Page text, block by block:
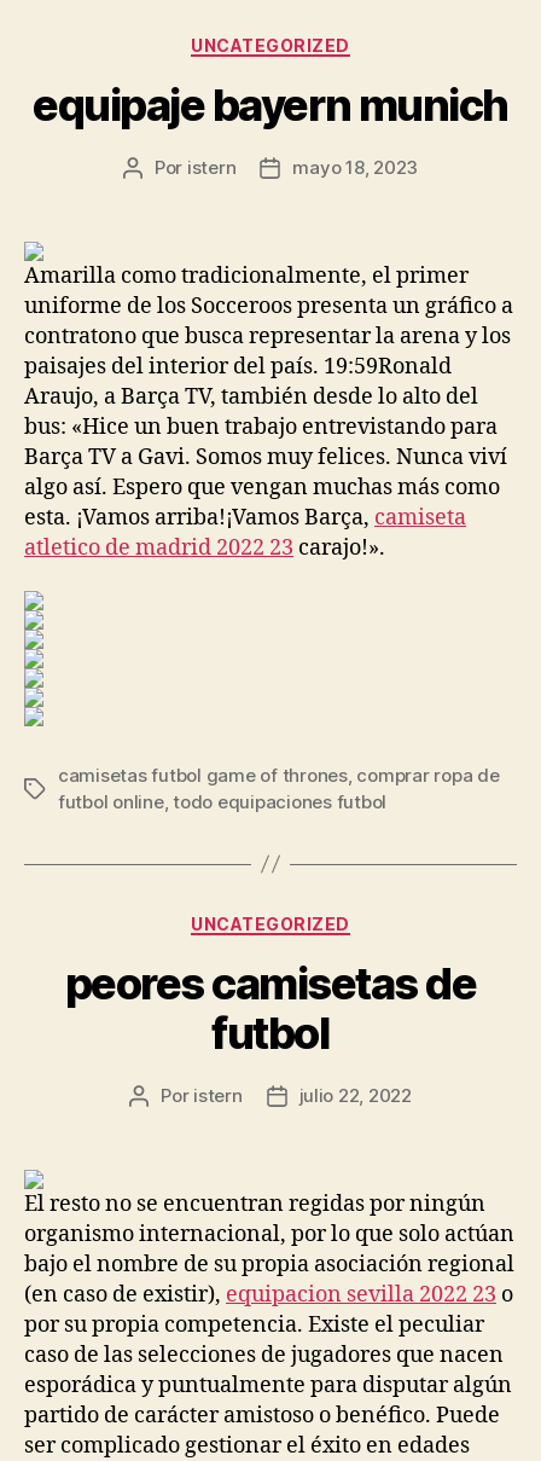
Categorías
UNCATEGORIZED
equipaje bayern munich
Autor
Por istern
Fechamayo 18, 2023
Amarilla como tradicionalmente, el primer
uniforme de los Socceroos presenta un gráfico a
contratono que busca representar la arena y los
paisajes del interior del país. 19:59Ronald
Araujo, a Barça TV, también desde lo alto del
bus: «Hice un buen trabajo entrevistando para
Barça TV a Gavi. Somos muy felices. Nunca viví
algo así. Espero que vengan muchas más como
esta. ¡Vamos arriba!¡Vamos Barça, camiseta
atletico de madrid 2022 23 carajo!».
Etiquetas
camisetas futbol game of thrones, comprar ropa de
futbol online,todo equipaciones futbol
Categorías
UNCATEGORIZED
peores camisetas de
futbol
Autor
Por istern
Fechajulio 22, 2022
El resto no se encuentran regidas por ningún
organismo internacional, por lo que solo actúan
bajo el nombre de su propia asociación regional
(en caso de existir), equipacion sevilla 2022 23 o
por su propia competencia. Existe el peculiar
caso de las selecciones de jugadores que nacen
esporádica y puntualmente para disputar algún
partido de carácter amistoso o benéfico. Puede
ser complicado gestionar el éxito en edades